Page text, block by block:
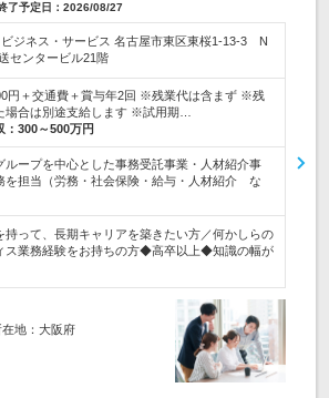
了予定日：2026/08/27
ジネス・サービス 名古屋市東区東桜1-13-3 N
センタービル21階
円＋交通費＋賞与年2回 ※残業代は含まず ※残
場合は別途支給します ※試用期…
300～500万円
ループを中心とした事務受託事業・人材紹介事
を担当（労務・社会保険・給与・人材紹介 な
持って、長期キャリアを築きたい方／何かしらの
ス業務経験をお持ちの方◆高卒以上◆知識の幅が
地：大阪府